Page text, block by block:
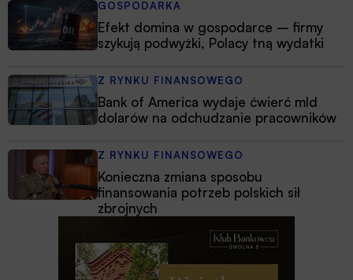
GOSPODARKA
Efekt domina w gospodarce – firmy
szykują podwyżki, Polacy tną wydatki
Z RYNKU FINANSOWEGO
Bank of America wydaje ćwierć mld
dolarów na odchudzanie pracowników
Z RYNKU FINANSOWEGO
Konieczna zmiana sposobu
finansowania potrzeb polskich sił
zbrojnych